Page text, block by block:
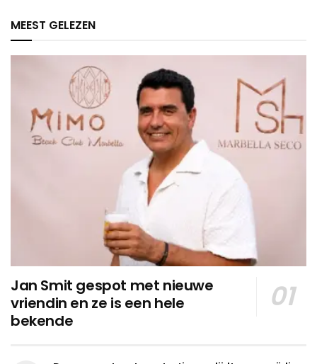
MEEST GELEZEN
Jan Smit gespot met nieuwe
vriendin en ze is een hele
bekende